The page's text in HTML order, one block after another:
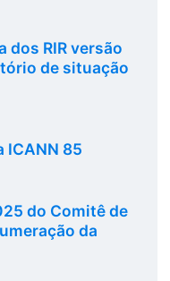
dos RIR versão
de situação
ICANN 85
do Comitê de
da